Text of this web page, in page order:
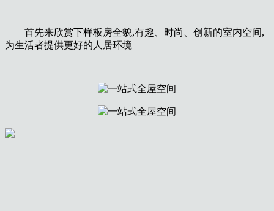
首先来欣赏下样板房全貌,有趣、时尚、创新的室内空间,
为生活者提供更好的人居环境